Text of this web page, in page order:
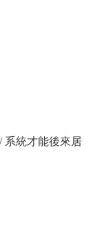
系統才能後來居